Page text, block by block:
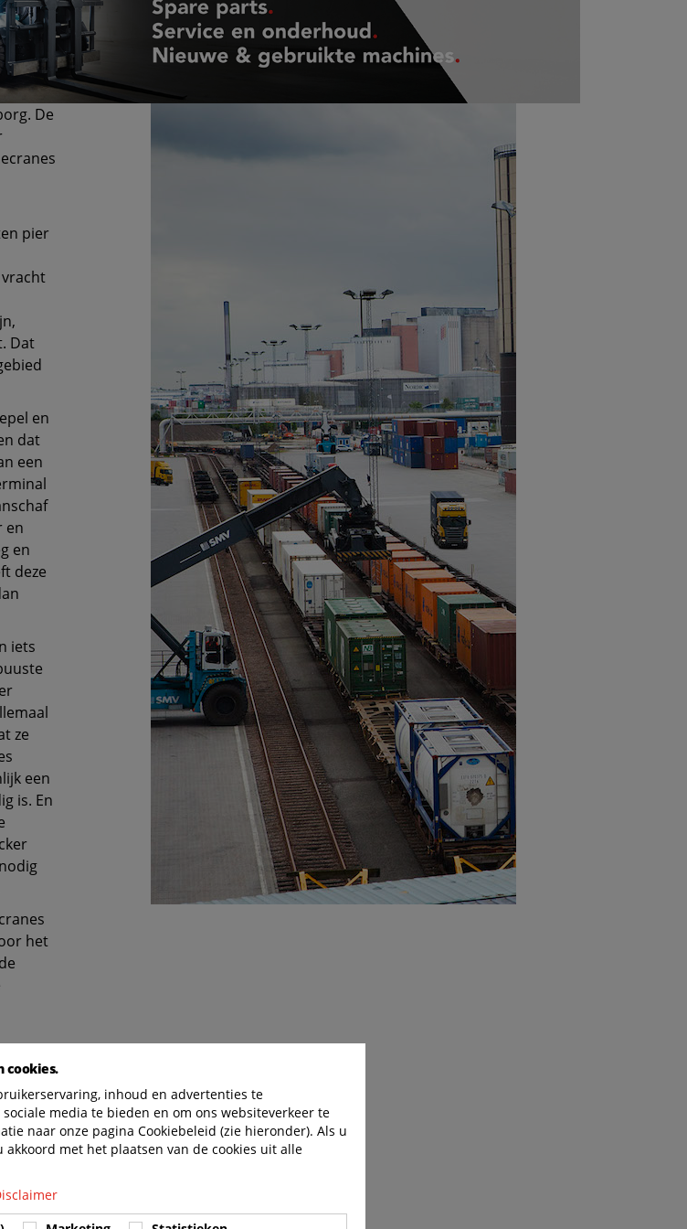
De
pier
Dat
en
dat
een
en
en
deze
iets
ze
een
is. En
het
Mats
voor
van
de
cookies.
inhoud en advertenties te
media te bieden en om ons websiteverkeer te
naar onze pagina Cookiebeleid (zie hieronder). Als u
met het plaatsen van de cookies uit alle